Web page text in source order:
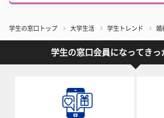
学生の窓口トップ 大学生活 学生トレンド 婚
学生の窓口会員になってきっ